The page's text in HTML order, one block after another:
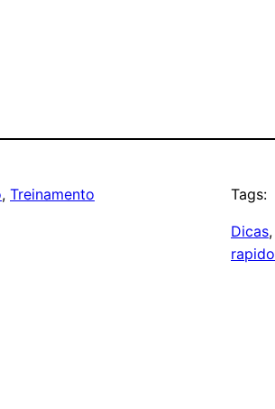
, Treinamento Tags:
Dicas,
rapido